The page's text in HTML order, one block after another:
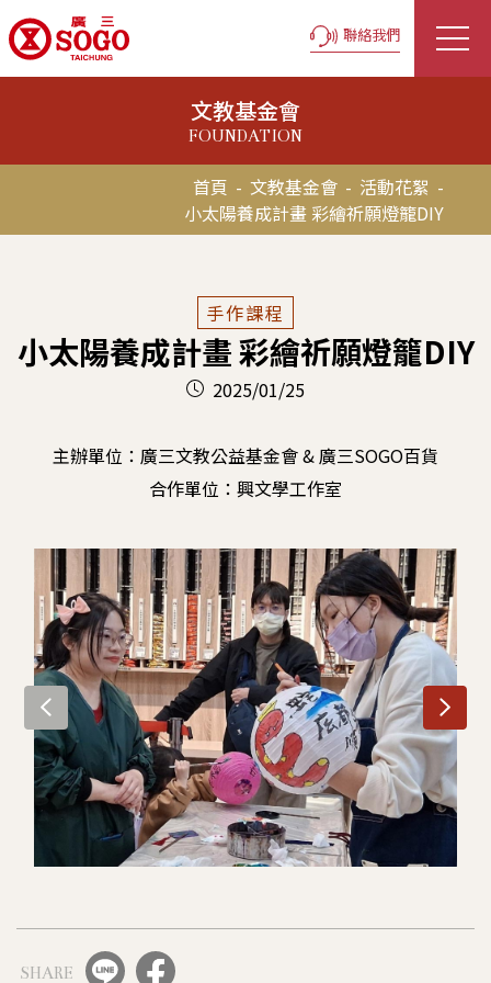
聯絡我們
文教基金會
FOUNDATION
首頁 - 文教基金會 - 活動花絮 -
小太陽養成計畫 彩繪祈願燈籠DIY
手作課程
小太陽養成計畫 彩繪祈願燈籠DIY
2025/01/25
主辦單位：廣三文教公益基金會 & 廣三SOGO百貨
合作單位：興文學工作室
SHARE